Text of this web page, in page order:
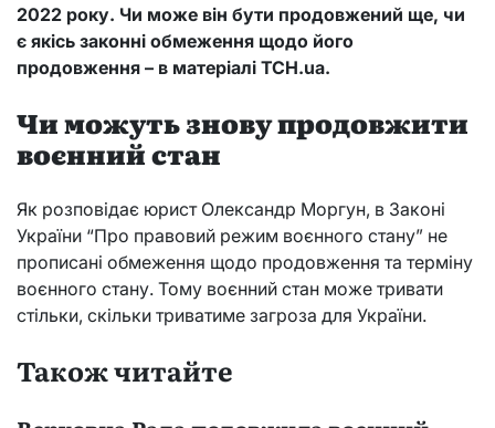
2022 року. Чи може він бути продовжений ще, чи
є якісь законні обмеження щодо його
продовження – в матеріалі ТСН.ua.
Чи можуть знову продовжити
воєнний стан
Як розповідає юрист Олександр Моргун, в Законі
України “Про правовий режим воєнного стану” не
прописані обмеження щодо продовження та терміну
воєнного стану. Тому воєнний стан може тривати
стільки, скільки триватиме загроза для України.
Також читайте